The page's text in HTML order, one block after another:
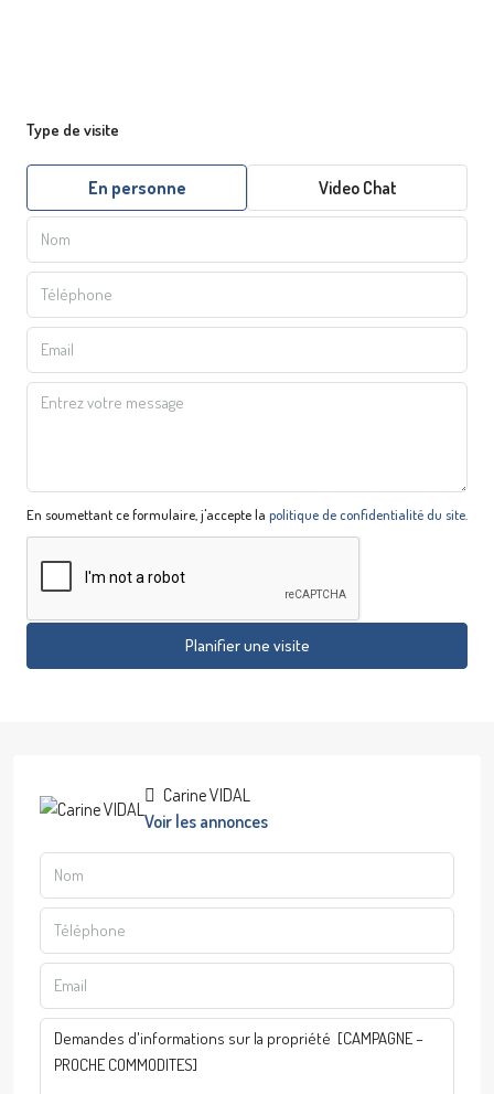
Type de visite
En personne Video Chat
En soumettant ce formulaire, j'accepte la politique de confidentialité du site.
Planifier une visite
Carine VIDAL
Voir les annonces